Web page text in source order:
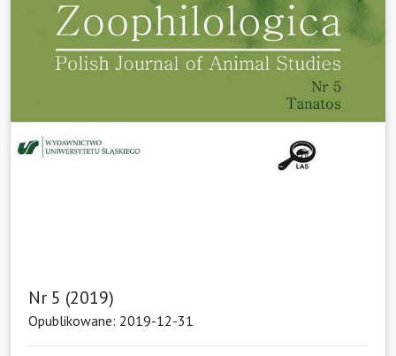
Nr 5 (2019)
Opublikowane: 2019-12-31